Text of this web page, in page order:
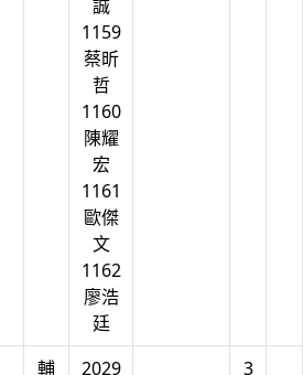
誠
1159
蔡昕
哲
1160
陳耀
宏
1161
歐傑
文
1162
廖浩
廷
輔
2029
3